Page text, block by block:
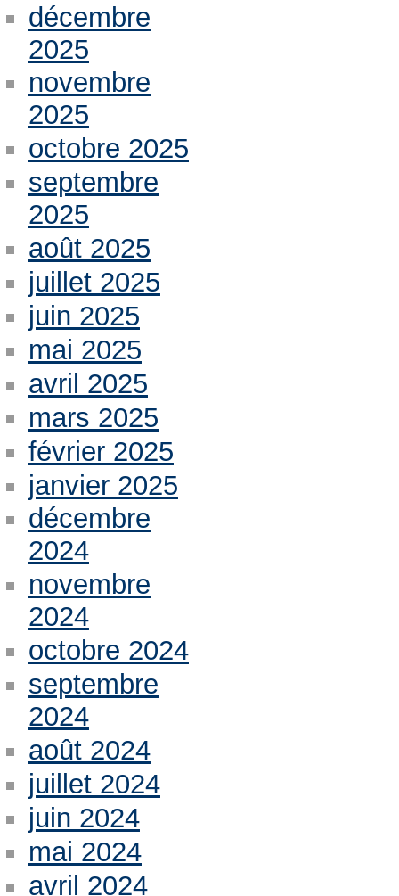
décembre
2025
novembre
2025
octobre 2025
septembre
2025
août 2025
juillet 2025
juin 2025
mai 2025
avril 2025
mars 2025
février 2025
janvier 2025
décembre
2024
novembre
2024
octobre 2024
septembre
2024
août 2024
juillet 2024
juin 2024
mai 2024
avril 2024